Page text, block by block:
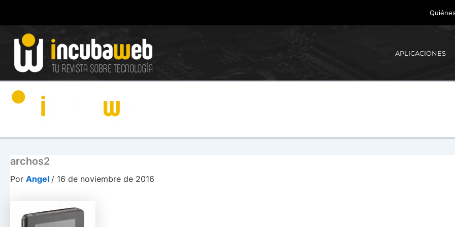
contenido
APLICACIONES
archos2
Por Angel / 16 de noviembre de 2016